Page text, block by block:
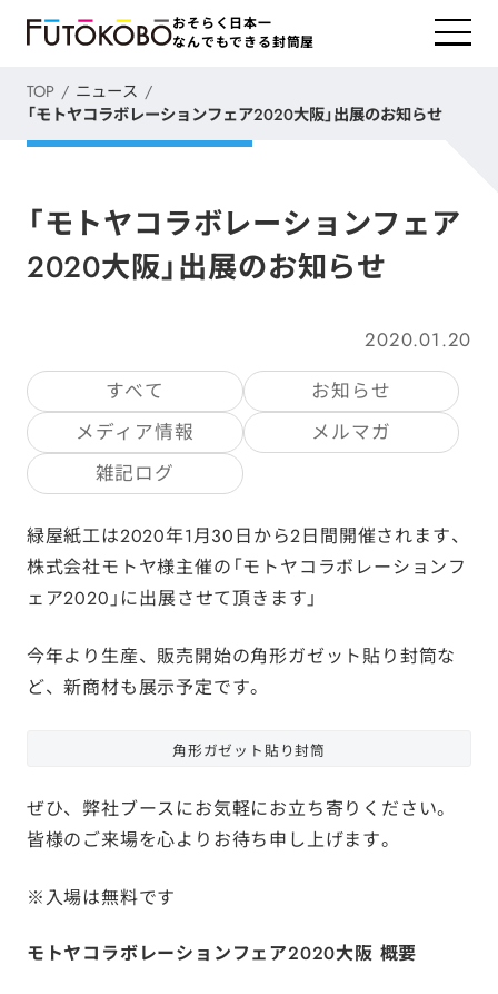
おそらく日本一
なんでもできる封筒屋
TOP
ニュース
「モトヤコラボレーションフェア2020大阪」出展のお知らせ
「モトヤコラボレーションフェア
2020大阪」出展のお知らせ
2020.01.20
すべて
お知らせ
メディア情報
メルマガ
雑記ログ
緑屋紙工は2020年1月30日から2日間開催されます、
株式会社モトヤ様主催の「モトヤコラボレーションフ
ェア2020」に出展させて頂きます」
今年より生産、販売開始の角形ガゼット貼り封筒な
ど、新商材も展示予定です。
角形ガゼット貼り封筒
ぜひ、弊社ブースにお気軽にお立ち寄りください。
皆様のご来場を心よりお待ち申し上げます。
※入場は無料です
モトヤコラボレーションフェア2020大阪 概要